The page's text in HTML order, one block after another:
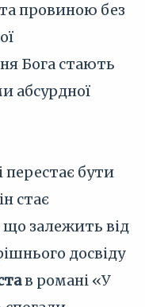
провиною без
Бога стають
абсурдної
перестає бути
стає
залежить від
досвіду
в романі «У